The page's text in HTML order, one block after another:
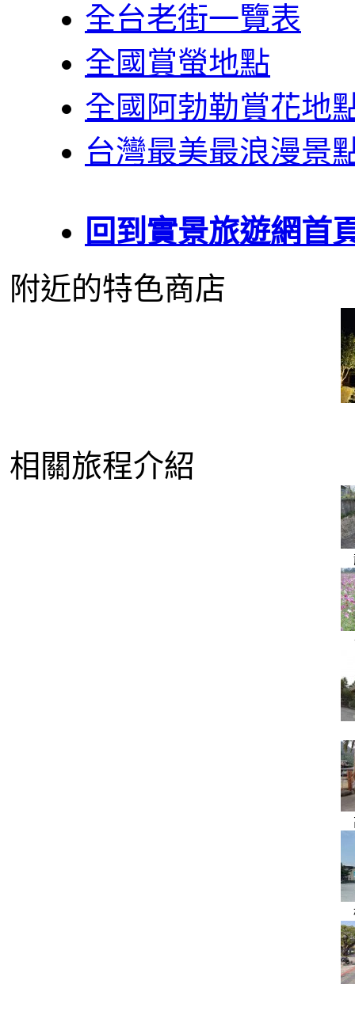
全台老街一覽表
全國賞螢地點
全國阿勃勒賞花地
台灣最美最浪漫景
回到實景旅遊網首
附近的特色商店
相關旅程介紹